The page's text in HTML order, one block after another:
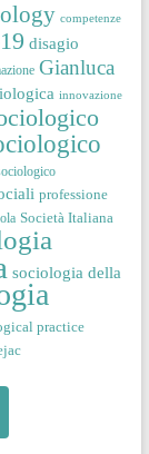
competenze
disagio
Gianluca
innovazione
professione
Società Italiana
sociologia della
practice